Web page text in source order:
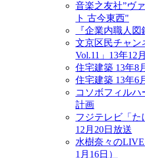
音楽之友社”ヴ
ト 古今東西"
『企業内職人
文京区民チャン
Vol.11」13年12
住宅建築 13年8
住宅建築 13年6
コソボフィル
計画
フジテレビ「た
12月20日放送
水樹奈々の
1月16日）